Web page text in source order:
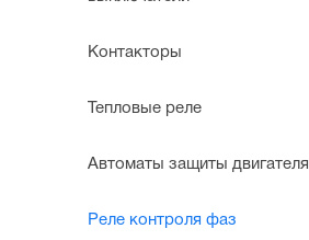
Контакторы
Тепловые реле
Автоматы защиты двигателя
Реле контроля фаз